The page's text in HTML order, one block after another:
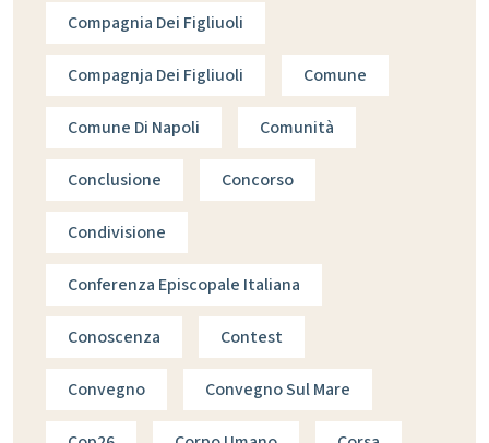
Compagnia Dei Figliuoli
Compagnja Dei Figliuoli Comune
Comune Di Napoli Comunità
Conclusione Concorso
Condivisione
Conferenza Episcopale Italiana
Conoscenza Contest
Convegno Convegno Sul Mare